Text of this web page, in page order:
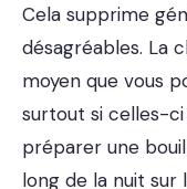
Cela supprime
désagréables. La
moyen que vous
surtout si celles-
préparer une
long de la nuit sur